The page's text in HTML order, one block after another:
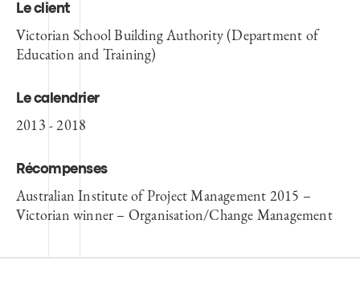
Le client
Victorian School Building Authority (Department of
Education and Training)
Le calendrier
2013 - 2018
Récompenses
Australian Institute of Project Management 2015 –
Victorian winner – Organisation/Change Management